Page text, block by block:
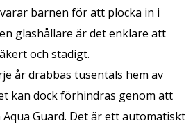
barnen för att plocka in i
glashållare är det enklare att
och stadigt.
år drabbas tusentals hem av
kan dock förhindras genom att
Guard. Det är ett automatiskt